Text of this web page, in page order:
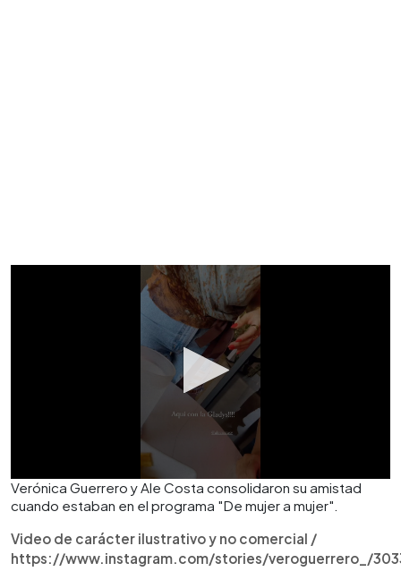
Verónica Guerrero y Ale Costa consolidaron su amistad
cuando estaban en el programa "De mujer a mujer".
Video de carácter ilustrativo y no comercial /
https://www.instagram.com/stories/veroguerrero_/